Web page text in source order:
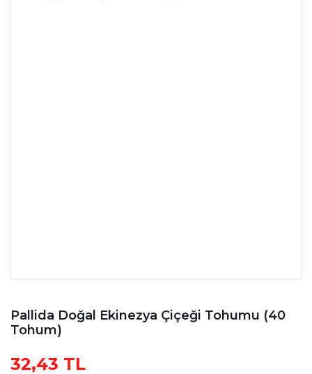
Pallida Doğal Ekinezya Çiçeği Tohumu (40
Tohum)
32,43 TL